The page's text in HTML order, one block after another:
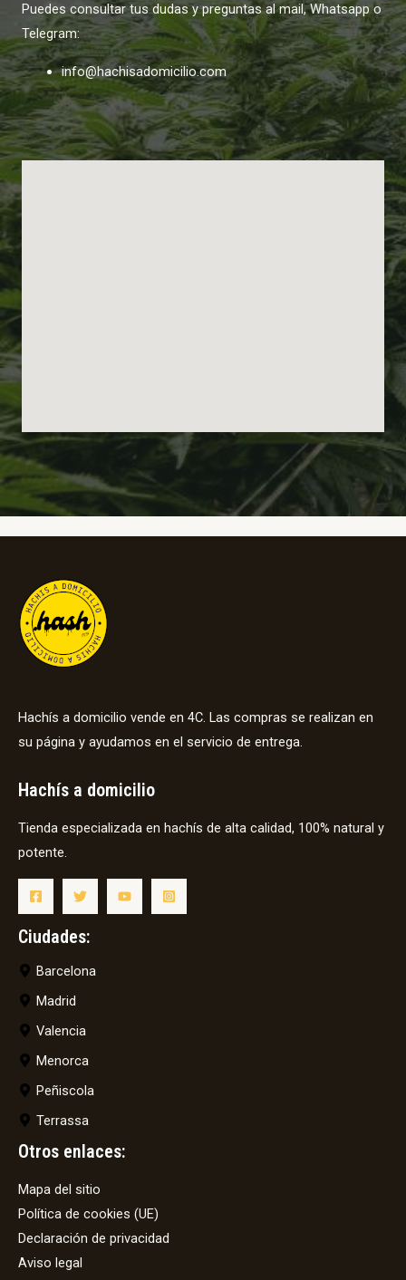
Puedes consultar tus dudas y preguntas al mail, Whatsapp o
Telegram:
info@hachisadomicilio.com
Hachís a domicilio vende en 4C. Las compras se realizan en
su página y ayudamos en el servicio de entrega.
Hachís a domicilio
Tienda especializada en hachís de alta calidad, 100% natural y
potente.
Ciudades:
Barcelona
Madrid
Valencia
Menorca
Peñiscola
Terrassa
Otros enlaces:
Mapa del sitio
Política de cookies (UE)
Declaración de privacidad
Aviso legal